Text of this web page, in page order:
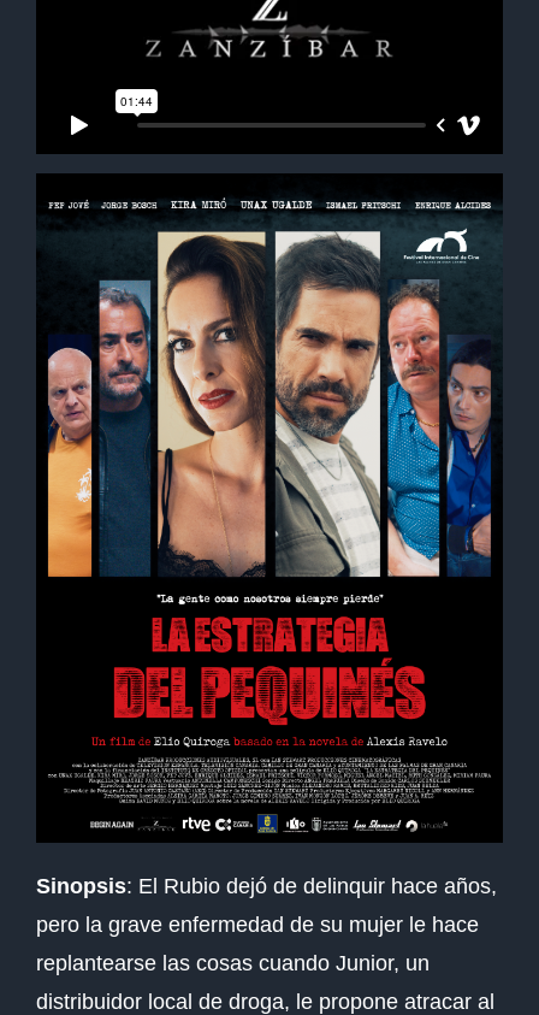
Sinopsis: El Rubio dejó de delinquir hace años,
pero la grave enfermedad de su mujer le hace
replantearse las cosas cuando Junior, un
distribuidor local de droga, le propone atracar al